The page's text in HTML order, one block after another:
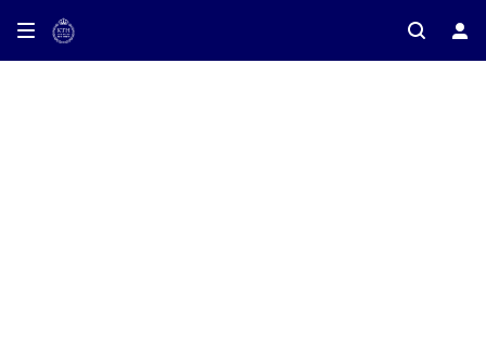
on TV